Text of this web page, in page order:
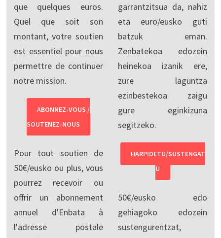
que quelques euros.
Quel que soit son
montant, votre soutien
est essentiel pour nous
permettre de continuer
notre mission.
ABONNEZ-VOUS /
SOUTENEZ-NOUS
Pour tout soutien de
50€/eusko ou plus, vous
pourrez recevoir ou
offrir un abonnement
annuel d'Enbata à
l'adresse postale
garrantzitsua da, nahiz
eta euro/eusko guti
batzuk eman.
Zenbatekoa edozein
heinekoa izanik ere,
zure laguntza
ezinbestekoa zaigu
gure eginkizuna
segitzeko.
HARPIDETU/SUSTENGAT
U
50€/eusko edo
gehiagoko edozein
sustengurentzat,